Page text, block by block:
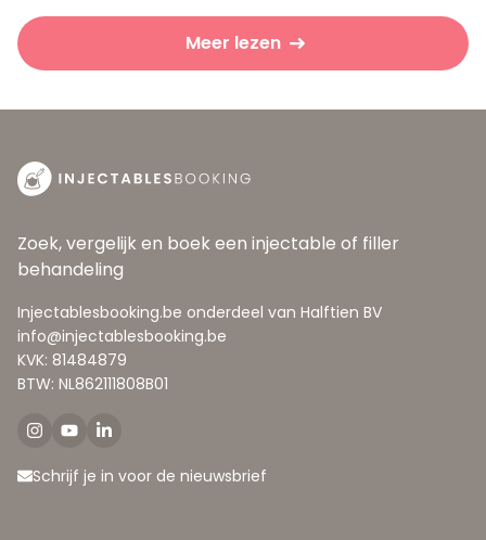
Meer lezen
Zoek, vergelijk en boek een injectable of filler
behandeling
Injectablesbooking.be onderdeel van Halftien BV
info@injectablesbooking.be
KVK: 81484879
BTW: NL862111808B01
Schrijf je in voor de nieuwsbrief